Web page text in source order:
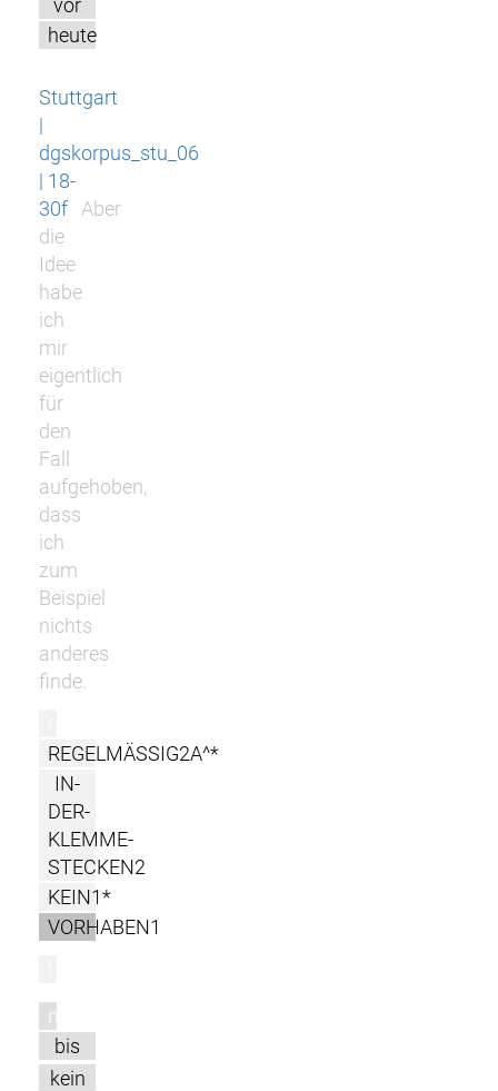
vor
heute
Stuttgart
|
dgskorpus_stu_06
| 18-
30f
Aber
die
Idee
habe
ich
mir
eigentlich
für
den
Fall
aufgehoben,
dass
ich
zum
Beispiel
nichts
anderes
finde.
REGELMÄSSIG2A^*
IN-
DER-
KLEMME-
STECKEN2
KEIN1*
VORHABEN1
m
bis
kein